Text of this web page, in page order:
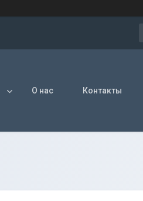
О нас Контакты